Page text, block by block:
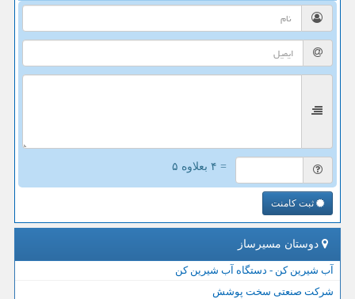
= ۴ بعلاوه ۵
ثبت کامنت
دوستان مسیرساز
آب شیرین کن - دستگاه آب شیرین کن
شرکت صنعتی سخت پوشش